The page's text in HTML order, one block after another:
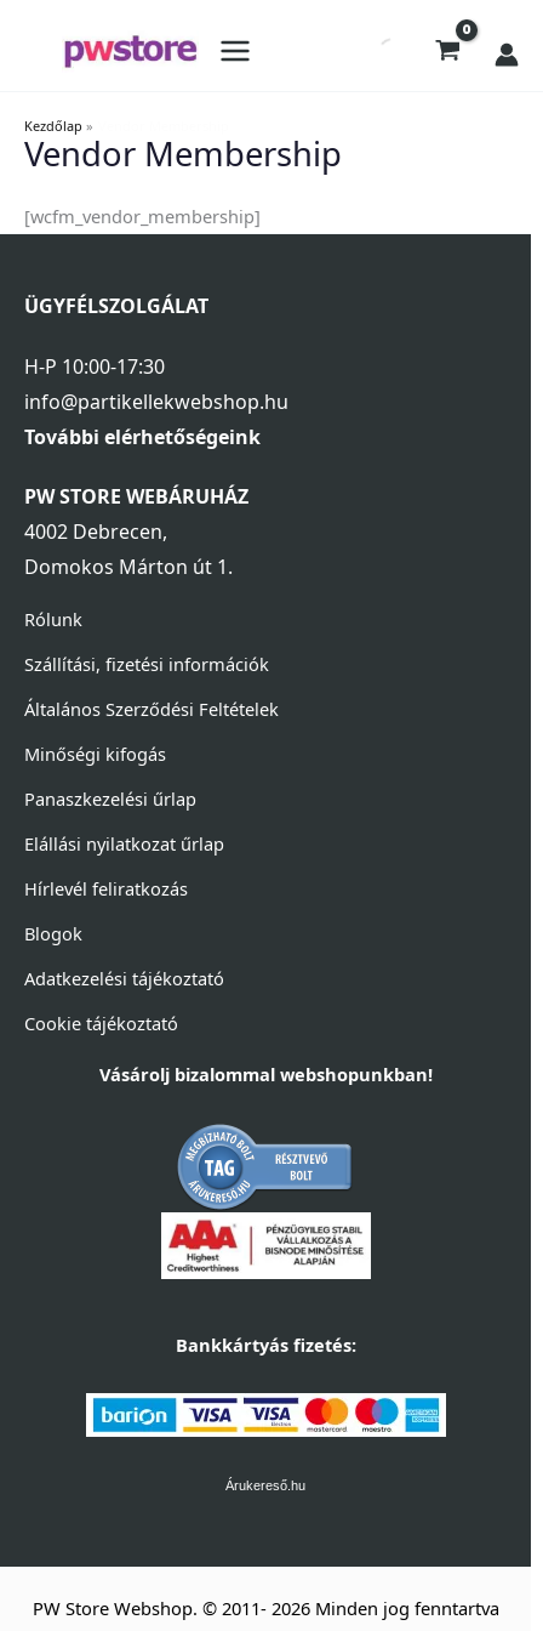
Kezdőlap
Vendor Membership
[wcfm_vendor_membership]
ÜGYFÉLSZOLGÁLAT
H-P 10:00-17:30
info@partikellekwebshop.hu
További elérhetőségeink
PW STORE WEBÁRUHÁZ
4002 Debrecen,
Domokos Márton út 1.
Rólunk
Szállítási, fizetési információk
Általános Szerződési Feltételek
Minőségi kifogás
Panaszkezelési űrlap
Elállási nyilatkozat űrlap
Hírlevél feliratkozás
Blogok
Adatkezelési tájékoztató
Cookie tájékoztató
Vásárolj bizalommal webshopunkban!
Bankkártyás fizetés:
Árukereső.hu
PW Store Webshop. © 2011- 2026 Minden jog fenntartva